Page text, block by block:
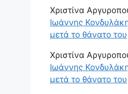
Χριστίνα
Ιωάννης
μετά το θάνατο του
Χριστίνα
Ιωάννης
μετά το θάνατο του